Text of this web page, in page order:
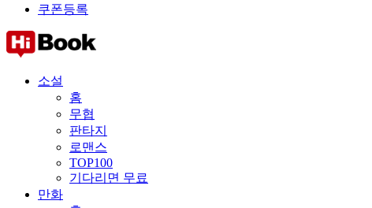
쿠폰등록
소설
홈
무협
판타지
로맨스
TOP100
기다리면 무료
만화